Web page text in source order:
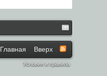
Главная Вверх
Условия и правила